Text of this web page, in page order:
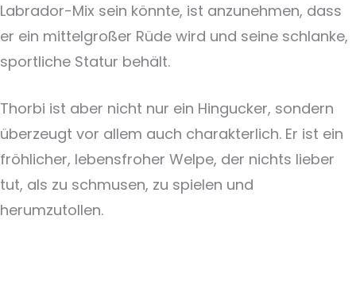
Labrador-Mix sein könnte, ist anzunehmen, dass
er ein mittelgroßer Rüde wird und seine schlanke,
sportliche Statur behält.
Thorbi ist aber nicht nur ein Hingucker, sondern
überzeugt vor allem auch charakterlich. Er ist ein
fröhlicher, lebensfroher Welpe, der nichts lieber
tut, als zu schmusen, zu spielen und
herumzutollen.